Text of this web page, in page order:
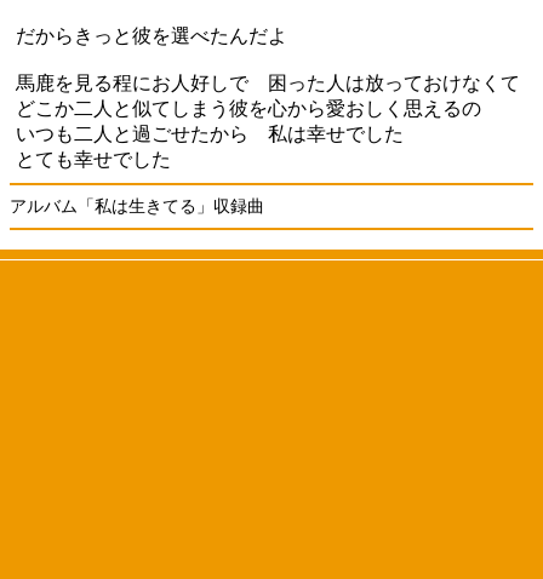
だからきっと彼を選べたんだよ
馬鹿を見る程にお人好しで 困った人は放っておけなくて
どこか二人と似てしまう彼を心から愛おしく思えるの
いつも二人と過ごせたから 私は幸せでした
とても幸せでした
アルバム「私は生きてる」収録曲